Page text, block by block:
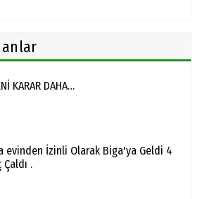
KARAR DAHA…
evinden İzinli Olarak Biga'ya Geldi 4
Çaldı .